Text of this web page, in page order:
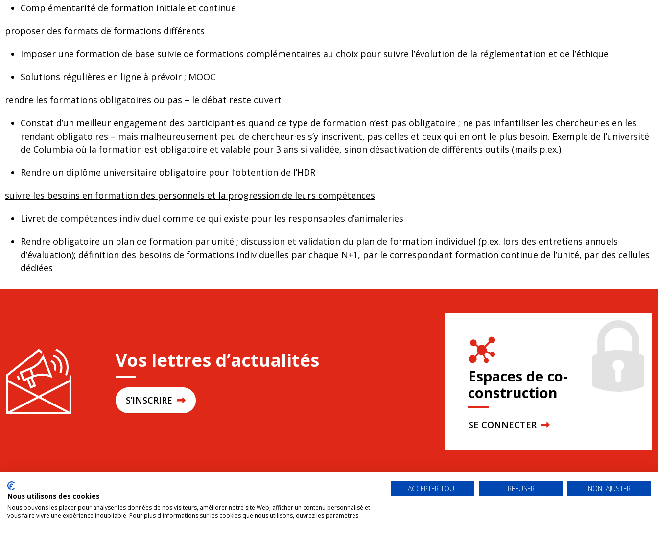
Complémentarité de formation initiale et continue
proposer des formats de formations différents
Imposer une formation de base suivie de formations complémentaires au choix pour suivre l’évolution de la réglementation et de l’éthique
Solutions régulières en ligne à prévoir ; MOOC
rendre les formations obligatoires ou pas – le débat reste ouvert
Constat d’un meilleur engagement des participant·es quand ce type de formation n’est pas obligatoire ; ne pas infantiliser les chercheur·es en les
rendant obligatoires – mais malheureusement peu de chercheur·es s’y inscrivent, pas celles et ceux qui en ont le plus besoin. Exemple de l’université
de Columbia où la formation est obligatoire et valable pour 3 ans si validée, sinon désactivation de différents outils (mails p.ex.)
Rendre un diplôme universitaire obligatoire pour l’obtention de l’HDR
suivre les besoins en formation des personnels et la progression de leurs compétences
Livret de compétences individuel comme ce qui existe pour les responsables d’animaleries
Rendre obligatoire un plan de formation par unité ; discussion et validation du plan de formation individuel (p.ex. lors des entretiens annuels
d’évaluation); définition des besoins de formations individuelles par chaque N+1, par le correspondant formation continue de l’unité, par des cellules
dédiées
Vos lettres d’actualités
S’INSCRIRE
Espaces de co-
construction
SE CONNECTER
CONTACTPLAN DU SITEMENTIONS LÉGALES
Nous utilisons des cookies
Nous pouvons les placer pour analyser les données de nos visiteurs, améliorer notre site Web, afficher un contenu personnalisé et
vous faire vivre une expérience inoubliable. Pour plus d'informations sur les cookies que nous utilisons, ouvrez les paramètres.
ACCEPTER TOUT REFUSER NON, AJUSTER